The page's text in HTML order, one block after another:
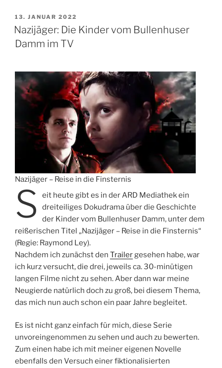
c
e
b
o
k
itt
er
er
e
st
bl e
n
VERÖFFENTLICHT
AM
13. JANUAR 2022
Nazijäger: Die Kinder vom Bullenhuser
Damm im TV
Nazijäger – Reise in die Finsternis
S
eit heute gibt es in der ARD Mediathek ein
dreiteiliges Dokudrama über die Geschichte
der Kinder vom Bullenhuser Damm, unter dem
reißerischen Titel „Nazijäger – Reise in die Finsternis“
(Regie: Raymond Ley).
Nachdem ich zunächst den Trailer gesehen habe, war
ich kurz versucht, die drei, jeweils ca. 30-minütigen
langen Filme nicht zu sehen. Aber dann war meine
Neugierde natürlich doch zu groß, bei diesem Thema,
das mich nun auch schon ein paar Jahre begleitet.
Es ist nicht ganz einfach für mich, diese Serie
unvoreingenommen zu sehen und auch zu bewerten.
Zum einen habe ich mit meiner eigenen Novelle
ebenfalls den Versuch einer fiktionalisierten